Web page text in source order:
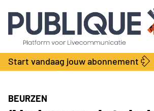
Industry Dashboard
Vacatures
Kalender
Producten
Bedrijvengids
Locatie Finder
Contact
Start vandaag jouw abonnement
BEURZEN